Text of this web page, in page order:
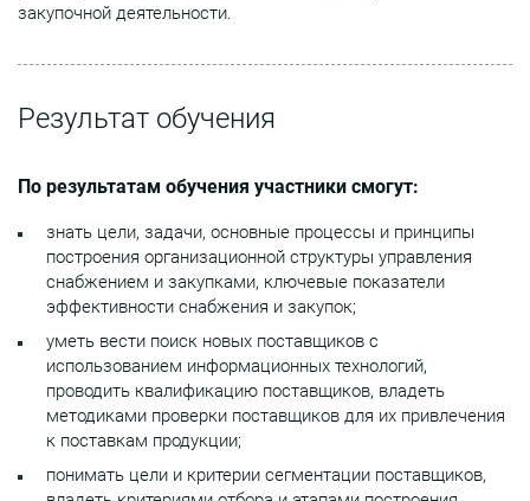
закупочной деятельности.
Результат обучения
По результатам обучения участники смогут:
знать цели, задачи, основные процессы и принципы
построения организационной структуры управления
снабжением и закупками, ключевые показатели
эффективности снабжения и закупок;
уметь вести поиск новых поставщиков с
использованием информационных технологий,
проводить квалификацию поставщиков, владеть
методиками проверки поставщиков для их привлечения
к поставкам продукции;
понимать цели и критерии сегментации поставщиков,